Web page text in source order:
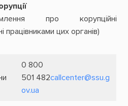
про корупційні
цих органів)
0 800
501 482callcenter@ssu.g
ov.ua